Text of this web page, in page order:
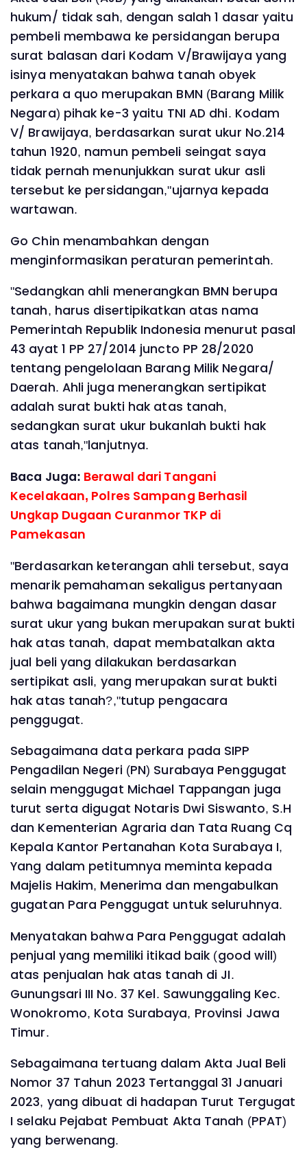
hukum/ tidak sah, dengan salah 1 dasar yaitu
pembeli membawa ke persidangan berupa
surat balasan dari Kodam V/Brawijaya yang
isinya menyatakan bahwa tanah obyek
perkara a quo merupakan BMN (Barang Milik
Negara) pihak ke-3 yaitu TNI AD dhi. Kodam
V/ Brawijaya, berdasarkan surat ukur No.214
tahun 1920, namun pembeli seingat saya
tidak pernah menunjukkan surat ukur asli
tersebut ke persidangan,"ujarnya kepada
wartawan.
Go Chin menambahkan dengan
menginformasikan peraturan pemerintah.
"Sedangkan ahli menerangkan BMN berupa
tanah, harus disertipikatkan atas nama
Pemerintah Republik Indonesia menurut pasal
43 ayat 1 PP 27/2014 juncto PP 28/2020
tentang pengelolaan Barang Milik Negara/
Daerah. Ahli juga menerangkan sertipikat
adalah surat bukti hak atas tanah,
sedangkan surat ukur bukanlah bukti hak
atas tanah,"lanjutnya.
Baca Juga: Berawal dari Tangani
Kecelakaan, Polres Sampang Berhasil
Ungkap Dugaan Curanmor TKP di
Pamekasan
"Berdasarkan keterangan ahli tersebut, saya
menarik pemahaman sekaligus pertanyaan
bahwa bagaimana mungkin dengan dasar
surat ukur yang bukan merupakan surat bukti
hak atas tanah, dapat membatalkan akta
jual beli yang dilakukan berdasarkan
sertipikat asli, yang merupakan surat bukti
hak atas tanah?,"tutup pengacara
penggugat.
Sebagaimana data perkara pada SIPP
Pengadilan Negeri (PN) Surabaya Penggugat
selain menggugat Michael Tappangan juga
turut serta digugat Notaris Dwi Siswanto, S.H
dan Kementerian Agraria dan Tata Ruang Cq
Kepala Kantor Pertanahan Kota Surabaya I,
Yang dalam petitumnya meminta kepada
Majelis Hakim, Menerima dan mengabulkan
gugatan Para Penggugat untuk seluruhnya.
Menyatakan bahwa Para Penggugat adalah
penjual yang memiliki itikad baik (good will)
atas penjualan hak atas tanah di JI.
Gunungsari III No. 37 Kel. Sawunggaling Kec.
Wonokromo, Kota Surabaya, Provinsi Jawa
Timur.
Sebagaimana tertuang dalam Akta Jual Beli
Nomor 37 Tahun 2023 Tertanggal 31 Januari
2023, yang dibuat di hadapan Turut Tergugat
I selaku Pejabat Pembuat Akta Tanah (PPAT)
yang berwenang.